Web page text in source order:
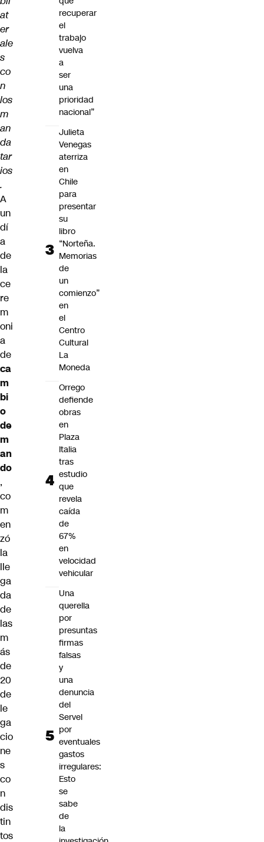
at
er
ale
s
co
n
los
m
an
da
tar
ios
.
A
un
dí
a
de
la
ce
re
m
oni
a
de
ca
m
bi
o
de
m
an
do
,
co
m
en
zó
la
lle
ga
da
de
las
m
ás
de
20
de
le
ga
cio
ne
s
co
n
dis
tin
tos
recuperar
el
trabajo
vuelva
a
ser
una
prioridad
nacional”
Julieta
Venegas
aterriza
en
Chile
para
presentar
su
libro
“Norteña.
Memorias
de
un
comienzo”
en
el
Centro
Cultural
La
Moneda
Orrego
defiende
obras
en
Plaza
Italia
tras
estudio
que
revela
caída
de
67%
en
velocidad
vehicular
Una
querella
por
presuntas
firmas
falsas
y
una
denuncia
del
Servel
por
eventuales
gastos
irregulares:
Esto
se
sabe
de
la